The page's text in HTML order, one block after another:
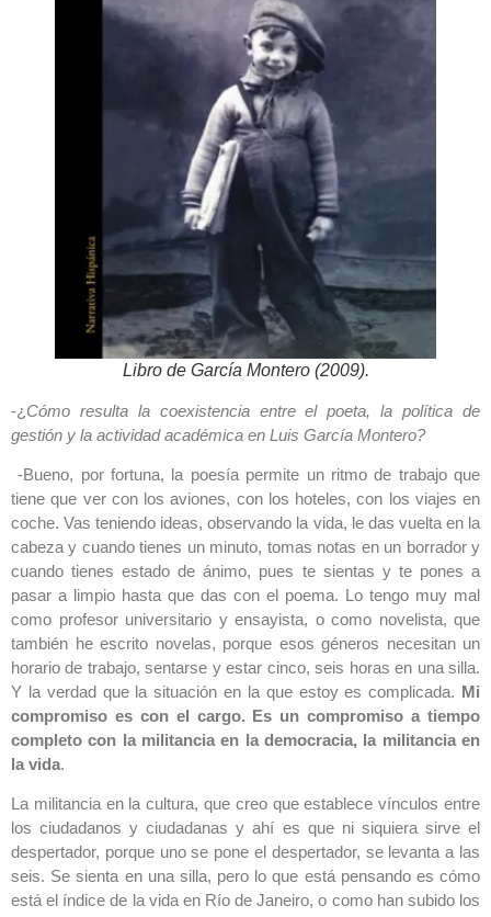
Libro de García Montero (2009).
-¿ Cómo resulta la coexistencia entre el poeta, la política de
gestión y la actividad académica en Luis García Montero?
-Bueno, por fortuna, la poesía permite un ritmo de trabajo que
tiene que ver con los aviones, con los hoteles, con los viajes en
coche. Vas teniendo ideas, observando la vida, le das vuelta en la
cabeza y cuando tienes un minuto, tomas notas en un borrador y
cuando tienes estado de ánimo, pues te sientas y te pones a
pasar a limpio hasta que das con el poema. Lo tengo muy mal
como profesor universitario y ensayista, o como novelista, que
también he escrito novelas, porque esos géneros necesitan un
horario de trabajo, sentarse y estar cinco, seis horas en una silla.
Y la verdad que la situación en la que estoy es complicada. Mi
compromiso es con el cargo. Es un compromiso a tiempo
completo con la militancia en la democracia, la militancia en
la vida.
La militancia en la cultura, que creo que establece vínculos entre
los ciudadanos y ciudadanas y ahí es que ni siquiera sirve el
despertador, porque uno se pone el despertador, se levanta a las
seis. Se sienta en una silla, pero lo que está pensando es cómo
está el índice de la vida en Río de Janeiro, o como han subido los